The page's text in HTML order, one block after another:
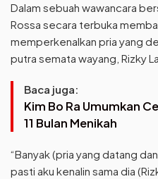
Dalam sebuah wawancara
Rossa secara terbuka
memperkenalkan pria yang
putra semata wayang, Rizky
Baca juga:
Kim Bo Ra Umumkan
11 Bulan Menikah
“Banyak (pria yang datang
pasti aku kenalin sama dia